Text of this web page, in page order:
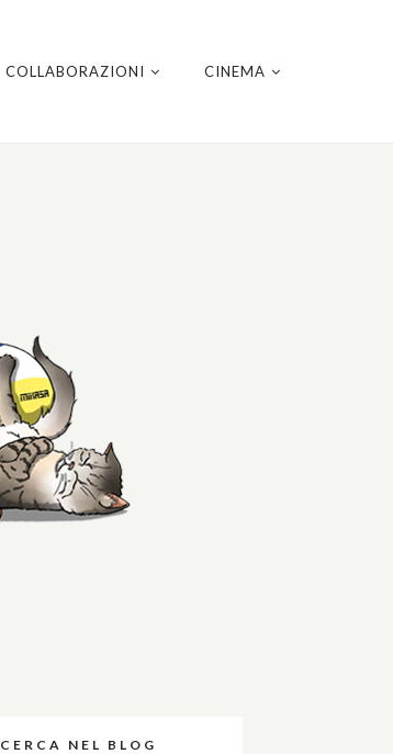
COLLABORAZIONI CINEMA
CERCA NEL BLOG